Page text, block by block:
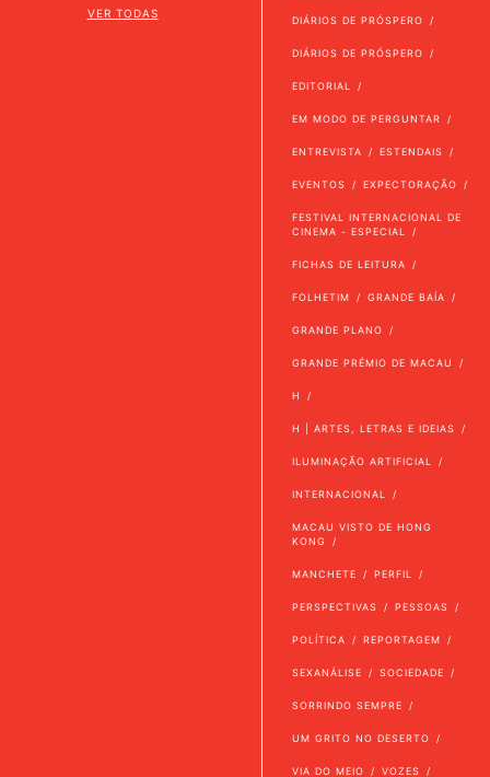
VER TODAS
DIÁRIOS DE PRÓSPERO
DIÁRIOS DE PRÓSPERO
EDITORIAL
EM MODO DE PERGUNTAR
ENTREVISTA ESTENDAIS
EVENTOS EXPECTORAÇÃO
FESTIVAL INTERNACIONAL DE
CINEMA - ESPECIAL
FICHAS DE LEITURA
FOLHETIM GRANDE BAÍA
GRANDE PLANO
GRANDE PRÉMIO DE MACAU
H
H | ARTES, LETRAS E IDEIAS
ILUMINAÇÃO ARTIFICIAL
INTERNACIONAL
MACAU VISTO DE HONG
KONG
MANCHETE PERFIL
PERSPECTIVAS PESSOAS
POLÍTICA REPORTAGEM
SEXANÁLISE SOCIEDADE
SORRINDO SEMPRE
UM GRITO NO DESERTO
VIA DO MEIO VOZES